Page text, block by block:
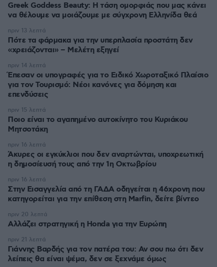
Greek Goddess Beauty: Η τάση ομορφιάς που μας κάνει
να θέλουμε να μοιάζουμε με σύγχρονη Ελληνίδα θεά
Πότε τα φάρμακα για την υπερπλασία προστάτη δεν
«χρειάζονται» – Μελέτη εξηγεί
πριν 13 λεπτά
Έπεσαν οι υπογραφές για το Ειδικό Χωροταξικό Πλαίσιο
για τον Τουρισμό: Νέοι κανόνες για δόμηση και
επενδύσεις
πριν 14 λεπτά
Ποιο είναι το αγαπημένο αυτοκίνητο του Κυριάκου
Μητσοτάκη
πριν 15 λεπτά
Άκυρες οι εγκύκλιοι που δεν αναρτώνται, υποχρεωτική
η δημοσίευσή τους από την 1η Οκτωβρίου
πριν 16 λεπτά
Στην Εισαγγελία από τη ΓΑΔΑ οδηγείται η 46χρονη που
κατηγορείται για την επίθεση στη Marfin, δείτε βίντεο
πριν 16 λεπτά
Αλλάζει στρατηγική η Honda για την Ευρώπη
πριν 20 λεπτά
Γιάννης Βαρδής για τον πατέρα του: Αν σου πω ότι δεν
λείπεις θα είναι ψέμα, δεν σε ξεχνάμε όμως
πριν 21 λεπτά